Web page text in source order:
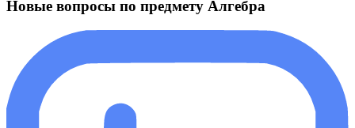
Новые вопросы по предмету Алгебра